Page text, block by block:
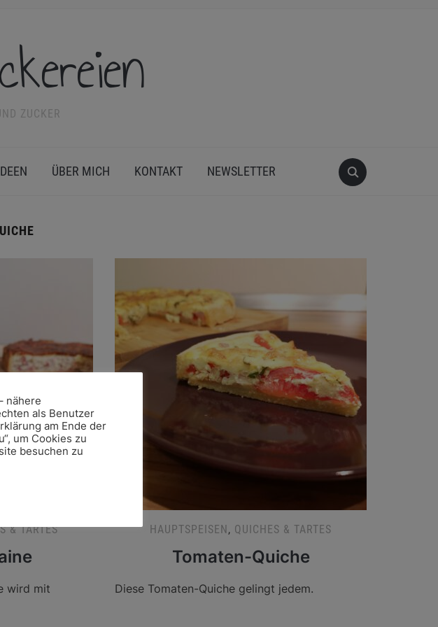
ZUCKER
ÜBER MICH KONTAKT NEWSLETTER
& TARTES
wird mit
HAUPTSPEISEN, QUICHES & TARTES
Tomaten-Quiche
Diese Tomaten-Quiche gelingt jedem.
nähere
als Benutzer
am Ende der
um Cookies zu
besuchen zu